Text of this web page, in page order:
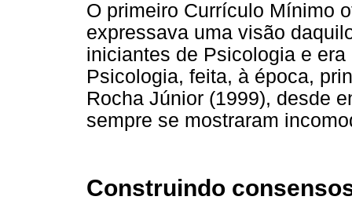
O primeiro Currículo Mínimo
expressava uma visão
iniciantes de Psicologia e
Psicologia, feita, à época,
Rocha Júnior (1999), desde
sempre se mostraram
Construindo